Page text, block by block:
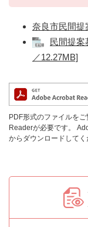
奈良市民間提
民間提案
／12.27MB]
PDF形式のファイルを
Readerが必要です。
からダウンロードしてく